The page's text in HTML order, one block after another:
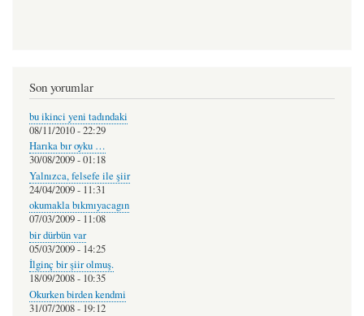
Son yorumlar
bu ikinci yeni tadındaki
08/11/2010 - 22:29
Harıka bır oyku …
30/08/2009 - 01:18
Yalnızca, felsefe ile şiir
24/04/2009 - 11:31
okumakla bıkmıyacagın
07/03/2009 - 11:08
bir dürbün var
05/03/2009 - 14:25
İlginç bir şiir olmuş.
18/09/2008 - 10:35
Okurken birden kendmi
31/07/2008 - 19:12